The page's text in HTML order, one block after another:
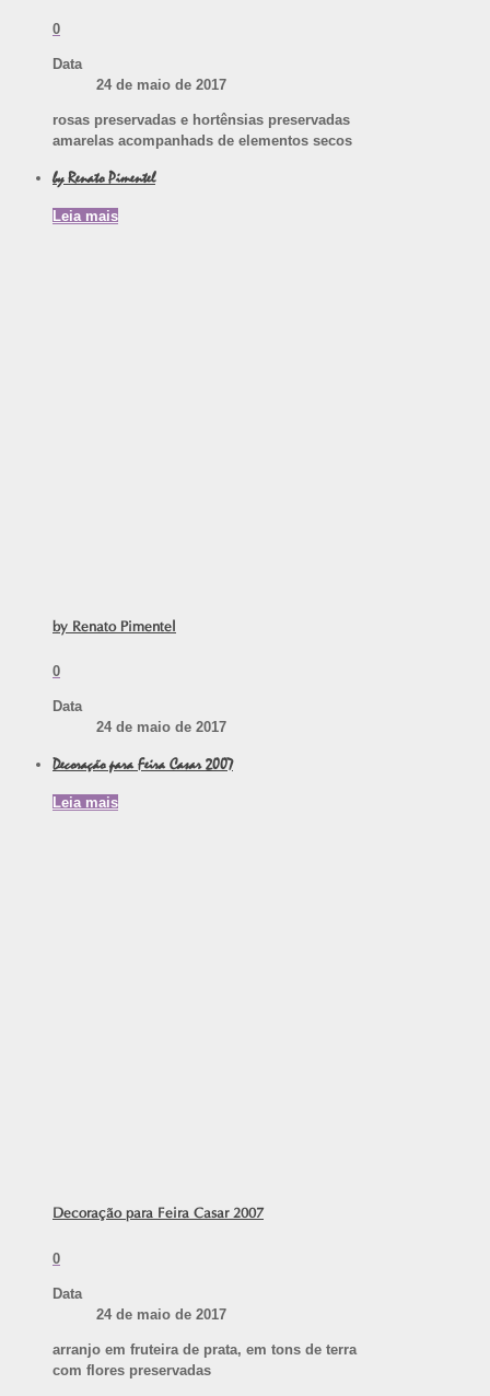
0
Data
24 de maio de 2017
rosas preservadas e hortênsias preservadas
amarelas acompanhads de elementos secos
by Renato Pimentel
Leia mais
by Renato Pimentel
0
Data
24 de maio de 2017
Decoração para Feira Casar 2007
Leia mais
Decoração para Feira Casar 2007
0
Data
24 de maio de 2017
arranjo em fruteira de prata, em tons de terra
com flores preservadas